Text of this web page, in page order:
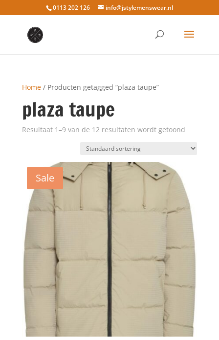
0113 202 126 info@jstylemenswear.nl
Home/ Producten getagged “plaza taupe”
plaza taupe
Resultaat 1–9 van de 12 resultaten wordt getoond
Sale